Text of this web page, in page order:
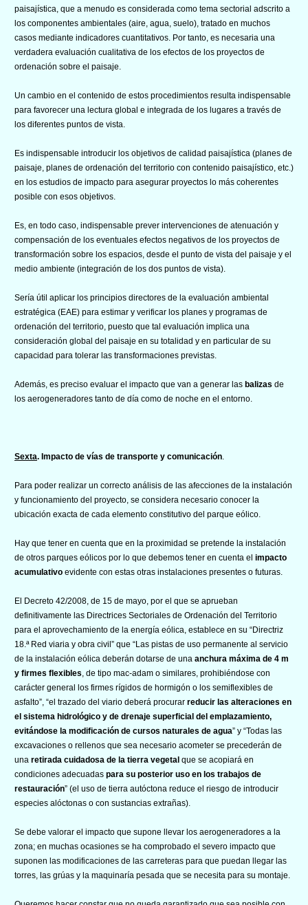
paisajística, que a menudo es considerada como tema sectorial adscrito a
los componentes ambientales (aire, agua, suelo), tratado en muchos
casos mediante indicadores cuantitativos. Por tanto, es necesaria una
verdadera evaluación cualitativa de los efectos de los proyectos de
ordenación sobre el paisaje.
Un cambio en el contenido de estos procedimientos resulta indispensable
para favorecer una lectura global e integrada de los lugares a través de
los diferentes puntos de vista.
Es indispensable introducir los objetivos de calidad paisajística (planes de
paisaje, planes de ordenación del territorio con contenido paisajístico, etc.)
en los estudios de impacto para asegurar proyectos lo más coherentes
posible con esos objetivos.
Es, en todo caso, indispensable prever intervenciones de atenuación y
compensación de los eventuales efectos negativos de los proyectos de
transformación sobre los espacios, desde el punto de vista del paisaje y el
medio ambiente (integración de los dos puntos de vista).
Sería útil aplicar los principios directores de la evaluación ambiental
estratégica (EAE) para estimar y verificar los planes y programas de
ordenación del territorio, puesto que tal evaluación implica una
consideración global del paisaje en su totalidad y en particular de su
capacidad para tolerar las transformaciones previstas.
Además, es preciso evaluar el impacto que van a generar las balizas de
los aerogeneradores tanto de día como de noche en el entorno.
Sexta. Impacto de vías de transporte y comunicación
Para poder realizar un correcto análisis de las afecciones de la instalación
y funcionamiento del proyecto, se considera necesario conocer la
ubicación exacta de cada elemento constitutivo del parque eólico.
Hay que tener en cuenta que en la proximidad se pretende la instalación
de otros parques eólicos por lo que debemos tener en cuenta el impacto
acumulativo evidente con estas otras instalaciones presentes o futuras.
El Decreto 42/2008, de 15 de mayo, por el que se aprueban
definitivamente las Directrices Sectoriales de Ordenación del Territorio
para el aprovechamiento de la energía eólica, establece en su “Directriz
18.ª Red viaria y obra civil” que “Las pistas de uso permanente al servicio
de la instalación eólica deberán dotarse de una anchura máxima de 4 m
y firmes flexibles , de tipo mac-adam o similares, prohibiéndose con
carácter general los firmes rígidos de hormigón o los semiflexibles de
asfalto”, “el trazado del viario deberá procurar reducir las alteraciones en
el sistema hidrológico y de drenaje superficial del emplazamiento,
evitándose la modificación de cursos naturales de agua” y “Todas las
excavaciones o rellenos que sea necesario acometer se precederán de
una retirada cuidadosa de la tierra vegetal que se acopiará en
condiciones adecuadas para su posterior uso en los trabajos de
restauración” (el uso de tierra autóctona reduce el riesgo de introducir
especies alóctonas o con sustancias extrañas).
Se debe valorar el impacto que supone llevar los aerogeneradores a la
zona; en muchas ocasiones se ha comprobado el severo impacto que
suponen las modificaciones de las carreteras para que puedan llegar las
torres, las grúas y la maquinaría pesada que se necesita para su montaje.